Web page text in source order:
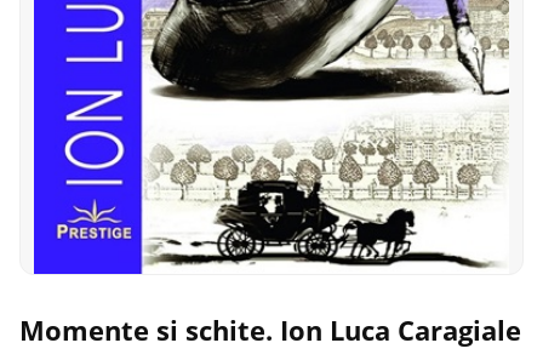
Momente si schite. Ion Luca Caragiale